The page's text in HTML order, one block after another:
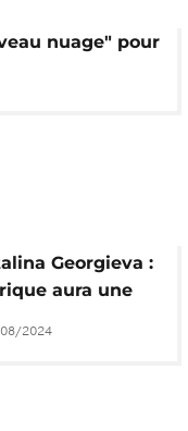
nuage" pour
Georgieva :
aura une
forte au FMI"
2024